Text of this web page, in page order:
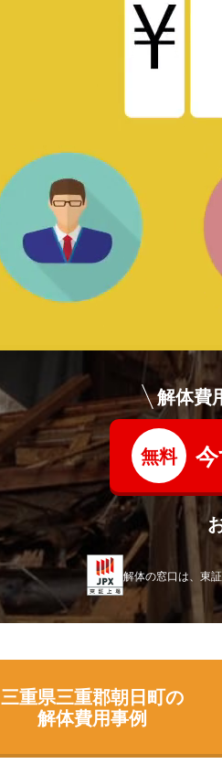
解体費
無料
解体の窓口は、東
三重県三重郡朝日町の
解体費用事例